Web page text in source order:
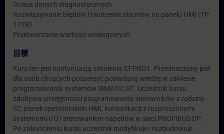
Ocena danych diagnostycznych
Rozwiązywanie błędów i tworzenie alarmów na panelu HMI (TP
177B)
Przetwarzanie wartości analogowych
目標
Kurs ten jest kontynuacją szkolenia ST-PRO1. Przeznaczony jest
dla osób chcących poszerzyć posiadaną wiedzę w zakresie
programowania systemów SIMATIC S7. Uczestnik kursu
zdobywa umiejętności programowania sterowników z rodziny
S7, paneli operatorskich HMI, komunikacji z rozproszonymi
systemami I/O i sterowaniem napędów w sieci PROFIBUS DP.
Po zakończeniu kursu uczestnik modyfikuje i rozbudowuje